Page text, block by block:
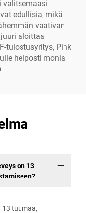
valitsemaasi
edullisia, mikä
vaativan
aloittaa
tulostusyritys, Pink
helposti monia
on 13
13 tuumaa,